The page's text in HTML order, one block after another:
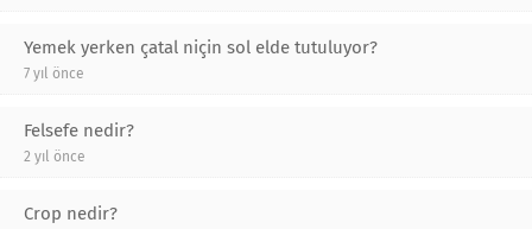
Yemek yerken çatal niçin sol elde tutuluyor?
7 yıl önce
Felsefe nedir?
2 yıl önce
Crop nedir?